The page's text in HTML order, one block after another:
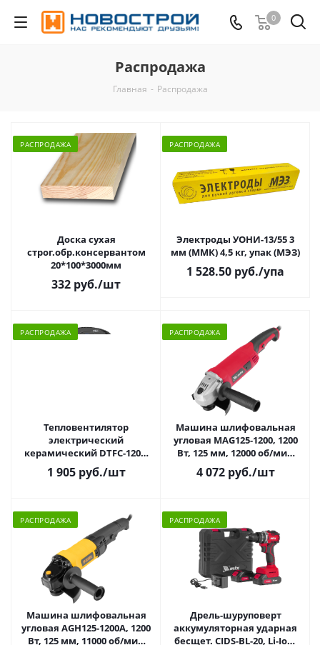
0
Распродажа
Главная - Распродажа
РАСПРОДАЖА
Доска сухая
строг.обр.консервантом
20*100*3000мм
332 руб./шт
РАСПРОДАЖА
Электроды УОНИ-13/55 3
мм (ММК) 4,5 кг, упак (МЭЗ)
1 528.50 руб./упа
РАСПРОДАЖА
Тепловентилятор
электрический
керамический DTFC-1200,
3 режима, вентилятор,
нагрев 600/1200 Вт Denze
1 905 руб./шт
РАСПРОДАЖА
Машина шлифовальная
угловая MAG125-1200, 1200
Вт, 125 мм, 12000 об/мин
MTX
4 072 руб./шт
РАСПРОДАЖА
Машина шлифовальная
угловая AGH125-1200A, 1200
Вт, 125 мм, 11000 об/мин
РАСПРОДАЖА
Дрель-шуруповерт
аккумуляторная ударная
бесщет. CIDS-BL-20, Li-Ion,